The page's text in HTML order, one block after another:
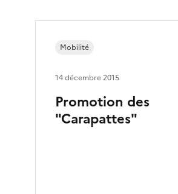
Promotion des
"Carapattes"
Mobilité
14 décembre 2015